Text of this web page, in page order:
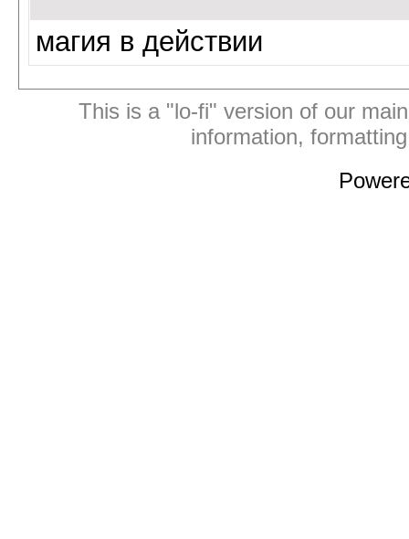
магия в действии
This is a "lo-fi" version of our
information,